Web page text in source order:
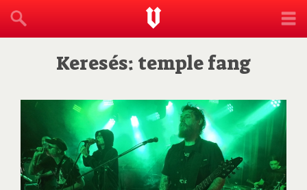
Keresés: temple fang